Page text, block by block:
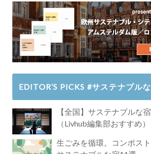
EDITOR’S PICKS #サステナブル
【全国】サステナブルな
（Livhub編集部おすすめ）
生ごみを循環。コンポス